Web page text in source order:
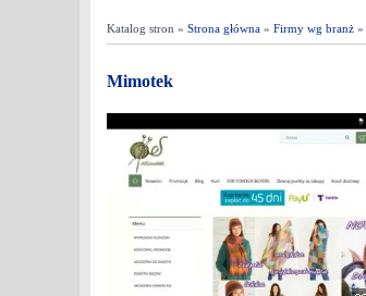
Katalog stron » Strona główna » Firmy wg branż »
Mimotek